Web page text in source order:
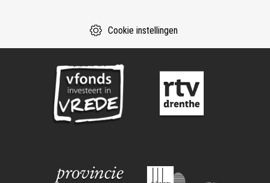
Cookie instellingen